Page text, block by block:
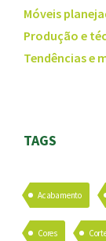
Móveis
Produção e
Tendências e
TAGS
Acabamento
Cores